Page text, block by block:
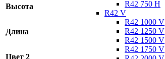
R42 750 H
R42 V
R42 1000 V
R42 1250 V
R42 1500 V
R42 1750 V
Высота
Длина
Цвет 2